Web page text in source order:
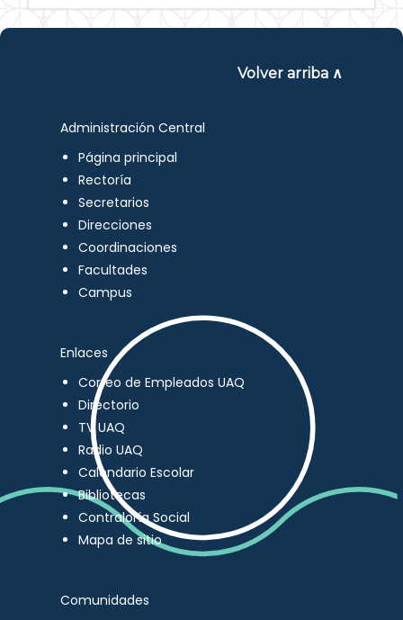
Volver arriba ∧
Administración Central
Página principal
Rectoría
Secretarios
Direcciones
Coordinaciones
Facultades
Campus
Enlaces
Correo de Empleados UAQ
Directorio
TV UAQ
Radio UAQ
Calendario Escolar
Bibliotecas
Contraloría Social
Mapa de sitio
Comunidades